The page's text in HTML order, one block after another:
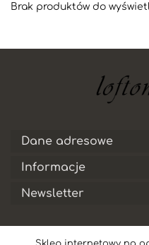
Brak produktów do
Dane adresowe
Informacje
Newsletter